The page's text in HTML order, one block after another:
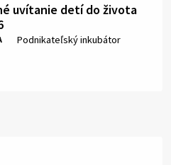
uvítanie detí do života
Miesto:
Podnikateľský inkubátor